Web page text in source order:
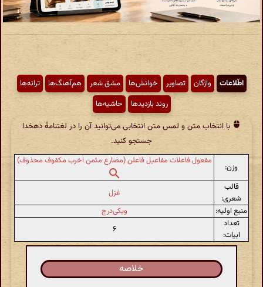
اطّلاعات واژگان تصاویر خوانش‌ها مشق شعر هم‌آهنگ‌ها
ترانه‌ها
روند بازدیدها
حاشیه‌ها
با انتخاب متن و لمس متن انتخابی می‌توانید آن را در لغتنامهٔ دهخدا
جستجو کنید.
وزن:
مفعول فاعلات مفاعیل فاعلن (مضارع مثمن اخرب مکفوف محذوف)
قالب
شعری:
غزل
منبع اولیه:
ویکی‌درج
تعداد
ابیات:
۶
خلاصه